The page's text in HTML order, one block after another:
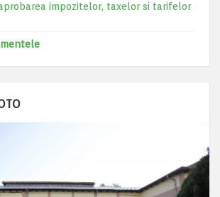
impozitelor, taxelor si tarifelor